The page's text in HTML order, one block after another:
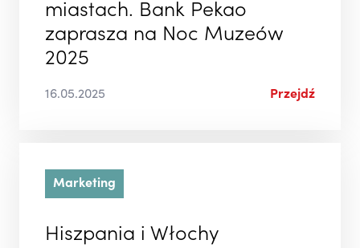
miastach. Bank Pekao
zaprasza na Noc Muzeów
2025
16.05.2025 Przejdź
Marketing
Hiszpania i Włochy